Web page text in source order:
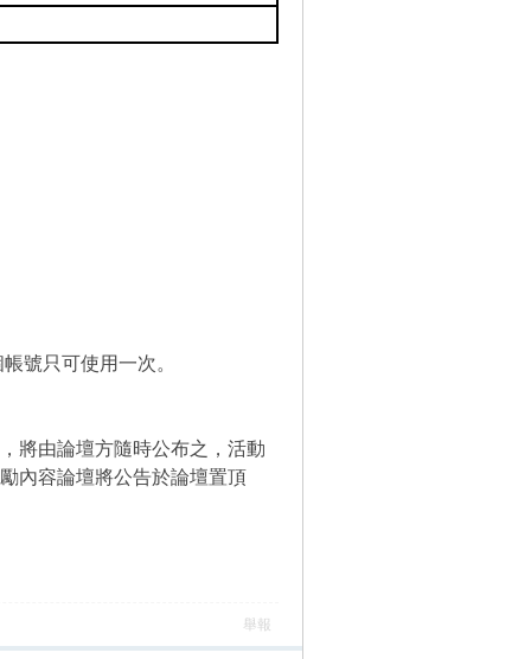
號只可使用一次。
將由論壇方隨時公布之，活動
內容論壇將公告於論壇置頂
舉報